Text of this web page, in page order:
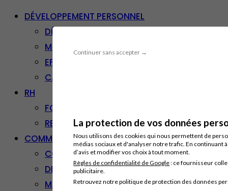
Continuer sans accepter →
La protection de vos données
Nous utilisons des cookies qui nous permettent de
médias sociaux et d'analyser notre trafic. En continuant
d’avis et modifier vos choix à tout moment.
Règles de confidentialité de Google: ce fournisseur
publicitaire.
Retrouvez notre politique de protection des données
DÉVELOPPEMENT PERSONNEL
DÉVELOPPEMENT PERSONNEL
MANAGEMENT
EFFICACITÉ PROFESSIONNELLE
CARRIÈRE & RECONVERSION
RH
FORMATION PROFESSIONNELLE
RESSOURCES HUMAINES
COMMUNICATION/DIGITAL
COMMUNICATION
DIGITAL
MARKETING